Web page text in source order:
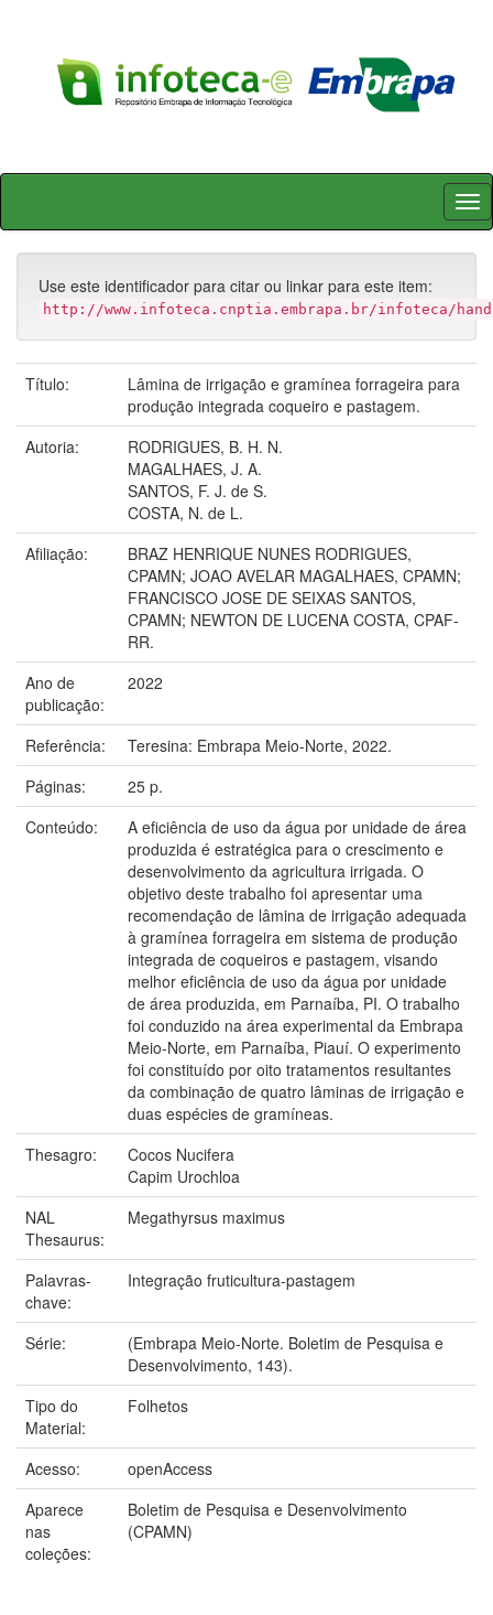
Skip
Use este identificador para citar ou linkar para este item:
http://www.infoteca.cnptia.embrapa.br/infoteca/
Título:
Lâmina de irrigação e gramínea forrageira para
produção integrada coqueiro e pastagem.
Autoria:
RODRIGUES, B. H. N.
MAGALHAES, J. A.
SANTOS, F. J. de S.
COSTA, N. de L.
Afiliação:
BRAZ HENRIQUE NUNES RODRIGUES,
CPAMN; JOAO AVELAR MAGALHAES, CPAMN;
FRANCISCO JOSE DE SEIXAS SANTOS,
CPAMN; NEWTON DE LUCENA COSTA, CPAF-
RR.
Ano de
publicação:
2022
Referência:
Teresina: Embrapa Meio-Norte, 2022.
Páginas:
25 p.
Conteúdo:
A eficiência de uso da água por unidade de área
produzida é estratégica para o crescimento e
desenvolvimento da agricultura irrigada. O
objetivo deste trabalho foi apresentar uma
recomendação de lâmina de irrigação adequada
à gramínea forrageira em sistema de produção
integrada de coqueiros e pastagem, visando
melhor eficiência de uso da água por unidade
de área produzida, em Parnaíba, PI. O trabalho
foi conduzido na área experimental da Embrapa
Meio-Norte, em Parnaíba, Piauí. O experimento
foi constituído por oito tratamentos resultantes
da combinação de quatro lâminas de irrigação e
duas espécies de gramíneas.
Thesagro:
Cocos Nucifera
Capim Urochloa
NAL
Thesaurus:
Megathyrsus maximus
Palavras-
chave:
Integração fruticultura-pastagem
Série:
(Embrapa Meio-Norte. Boletim de Pesquisa e
Desenvolvimento, 143).
Tipo do
Material:
Folhetos
Acesso:
openAccess
Aparece
nas
coleções:
Boletim de Pesquisa e Desenvolvimento
(CPAMN)